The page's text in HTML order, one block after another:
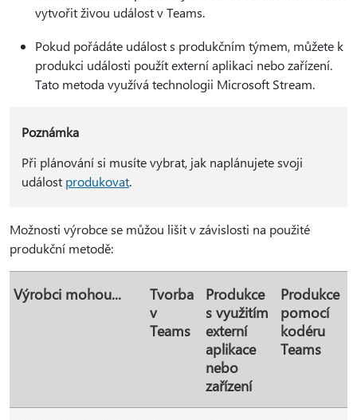
vytvořit živou událost v Teams.
Pokud pořádáte událost s produkčním týmem, můžete k
produkci události použít externí aplikaci nebo zařízení.
Tato metoda využívá technologii Microsoft Stream.
Poznámka
Při plánování si musíte vybrat, jak naplánujete svoji
událost produkovat.
Možnosti výrobce se můžou lišit v závislosti na použité
produkční metodě:
Výrobci mohou...
Tvorba
v
Teams
Produkce
s využitím
externí
aplikace
nebo
zařízení
Produkce
pomocí
kodéru
Teams